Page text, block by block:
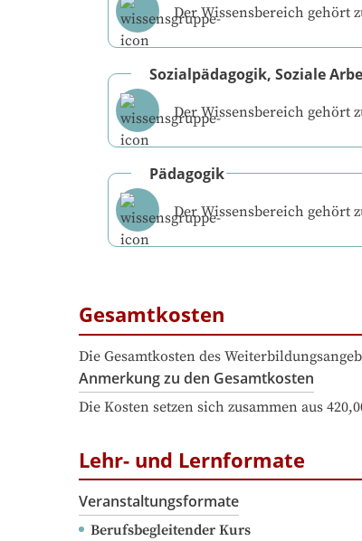
Der Wissensbereich gehört
Sozialpädagogik, Soziale
Der Wissensbereich gehört
Pädagogik
Der Wissensbereich gehört
Gesamtkosten
Die Gesamtkosten des
Anmerkung zu den Gesamtkosten
Die Kosten setzen sich zusammen aus
Lehr- und Lernformate
Veranstaltungsformate
Berufsbegleitender Kurs